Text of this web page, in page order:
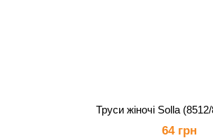
Труси жіночі Solla
64 грн